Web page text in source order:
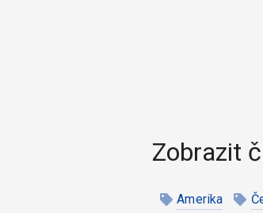
Zobrazit
Amerika